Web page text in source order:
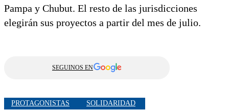
Pampa y Chubut. El resto de las jurisdicciones
elegirán sus proyectos a partir del mes de julio.
SEGUINOS EN
PROTAGONISTAS SOLIDARIDAD